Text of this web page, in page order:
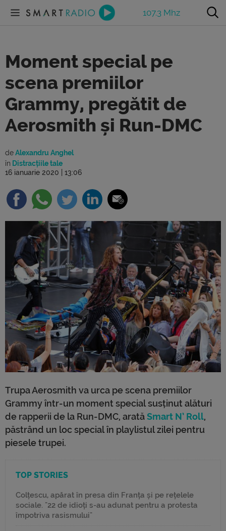
107.3 Mhz
Moment special pe
scena premiilor
Grammy, pregătit de
Aerosmith și Run-DMC
deAlexandru Anghel
în Distracțiile tale
16 ianuarie 2020 | 13:06
Trupa Aerosmith va urca pe scena premiilor
Grammy într-un moment special susținut alături
de rapperii de la Run-DMC, aratăSmart N’ Roll,
păstrând un loc special în playlistul zilei pentru
piesele trupei.
TOP STORIES
Colțescu, apărat în presa din Franța și pe rețelele
sociale. "22 de idioți s-au adunat pentru a protesta
împotriva rasismului"